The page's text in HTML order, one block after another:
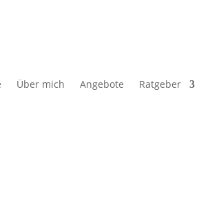
Über mich Angebote Ratgeber